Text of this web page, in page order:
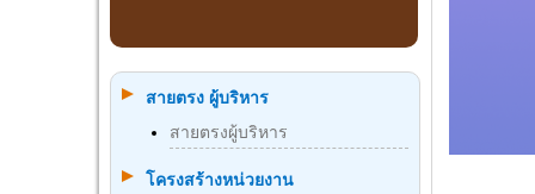
สายตรง ผู้บริหาร
สายตรงผู้บริหาร
โครงสร้างหน่วยงาน